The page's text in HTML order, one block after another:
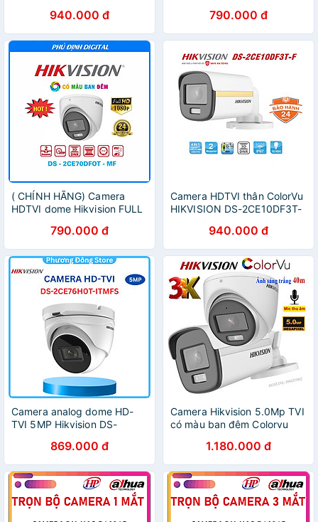
hãng Nhà An Toàn PP
940.000 đ
MF ,hàng chính hãng
790.000 đ
( CHÍNH HÃNG) Camera
HDTVI dome Hikvision FULL
2CE70DF0T-MF - Hàng
Chính Hãng
790.000 đ
Camera HDTVI thân ColorVu
HIKVISION DS-2CE10DF3T-
hãng Nhà An Toàn PP
940.000 đ
Camera analog dome HD-
TVI 5MP Hikvision DS-
mic thu âm - Hàng chính
hãng
869.000 đ
Camera Hikvision 5.0Mp TVI
có màu ban đêm Colorvu
thanh-Hàng chính hãng
1.180.000 đ